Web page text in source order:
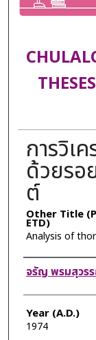
การวิเ
ด้วยรอ
ต์
Other Title
ETD)
Analysis of
Author
จรัญ พรมสุวร
Year (A.D.)
1974